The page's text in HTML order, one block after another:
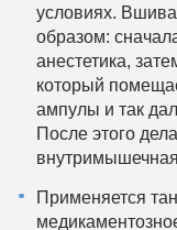
условиях.
образом:
анестетика,
который
ампулы и так
После этого
Применяется